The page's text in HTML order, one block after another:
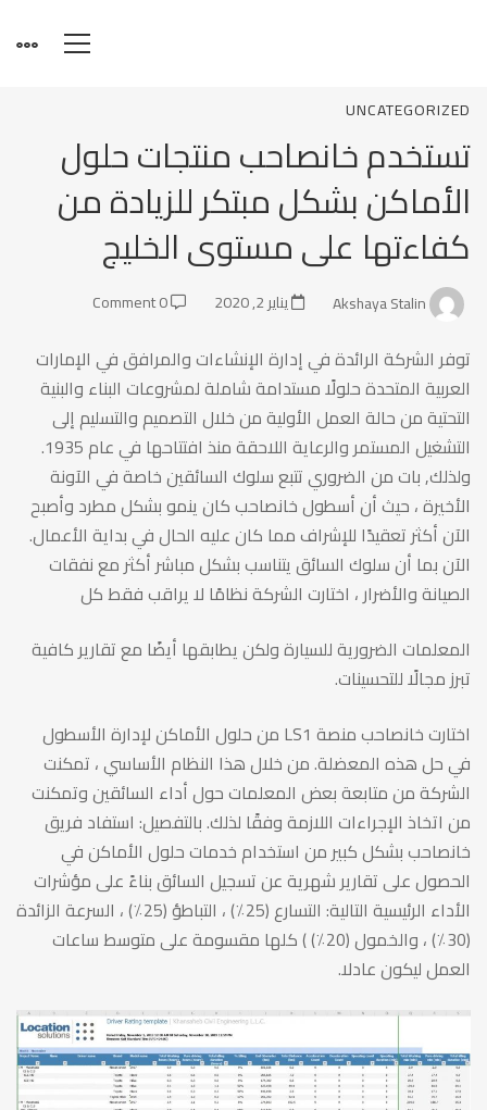
تستخدم
خانصاحب
منتجات
حلول
الأماكن
بشكل
مبتكر
للزيادة
من
كفاءتها
على
مستوى
الخليج
UNCATEGORIZED
تستخدم خانصاحب منتجات حلول
الأماكن بشكل مبتكر للزيادة من
كفاءتها على مستوى الخليج
يناير 2, 2020 0 Comment
توفر الشركة الرائدة في إدارة الإنشاءات والمرافق في الإمارات
العربية المتحدة حلولًا مستدامة شاملة لمشروعات البناء والبنية
التحتية من حالة العمل الأولية من خلال التصميم والتسليم إلى
التشغيل المستمر والرعاية اللاحقة منذ افتتاحها في عام 1935.
ولذلك, بات من الضروري تتبع سلوك السائقين خاصة في الآونة
الأخيرة ، حيث أن أسطول خانصاحب كان ينمو بشكل مطرد وأصبح
الآن أكثر تعقيدًا للإشراف مما كان عليه الحال في بداية الأعمال.
الآن بما أن سلوك السائق يتناسب بشكل مباشر أكثر مع نفقات
الصيانة والأضرار ، اختارت الشركة نظامًا لا يراقب فقط كل
المعلمات الضرورية للسيارة ولكن يطابقها أيضًا مع تقارير كافية
تبرز مجالًا للتحسينات.
اختارت خانصاحب منصة LS1 من حلول الأماكن لإدارة الأسطول
في حل هذه المعضلة. من خلال هذا النظام الأساسي ، تمكنت
الشركة من متابعة بعض المعلمات حول أداء السائقين وتمكنت
من اتخاذ الإجراءات اللازمة وفقًا لذلك. بالتفصيل: استفاد فريق
خانصاحب بشكل كبير من استخدام خدمات حلول الأماكن في
الحصول على تقارير شهرية عن تسجيل السائق بناءً على مؤشرات
الأداء الرئيسية التالية: التسارع (25٪) ، التباطؤ (25٪) ، السرعة الزائدة
(30٪) ، والخمول (20٪) ) كلها مقسومة على متوسط ​​ساعات
العمل ليكون عادلا.